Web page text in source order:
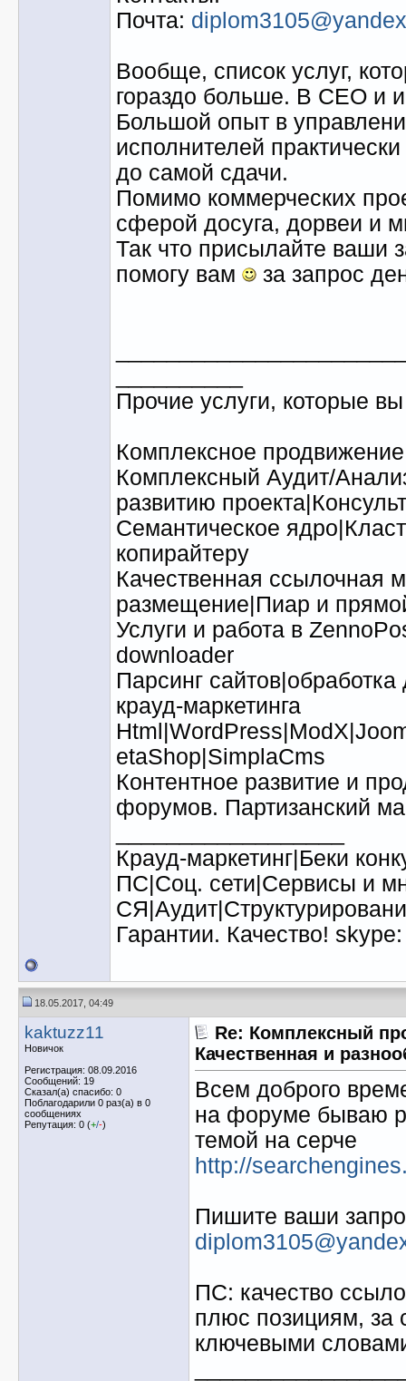
Почта:
Вообще, список услуг,
гораздо больше. В СЕО и
Большой опыт в
исполнителей
до самой сдачи.
Помимо коммерческих
сферой досуга, дорвеи и
Так что присылайте ваши
помогу вам
за запрос
Прочие услуги, которые
Комплексное
Комплексный Аудит/
развитию
Семантическое
копирайтеру
Качественная ссылочная
размещение|Пиар и
Услуги и работа в
downloader
Парсинг
крауд-маркетинга
etaShop|SimplaCms
Контентное развитие и
форумов. Партизанский
Крауд-маркетинг|Беки
ПС|Соц. сети|Сервисы и
Гарантии. Качество!
18.05.2017, 04:49
kaktuzz11
Новичок
Регистрация: 08.09.2016
Сообщений: 19
Сказал(а) спасибо: 0
Поблагодарили 0 раз(а) в 0
сообщениях
Репутация: 0 (+/-)
Re: Комплексный
Качественная и
Всем доброго
на форуме бываю
темой на серче
http://
Пишите ваши
ПС: качество
плюс позициям, за
ключевыми